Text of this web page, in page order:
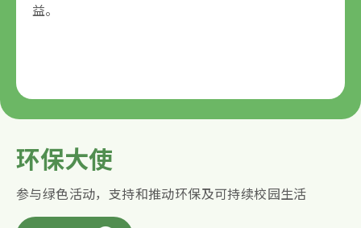
益。
环保大使
参与绿色活动，支持和推动环保及可持续校园生活